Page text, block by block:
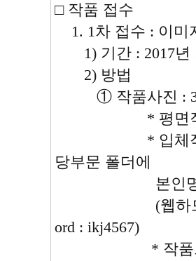
□ 작품 접수
1. 1차 접수 : 이미
1) 기간 : 2017년
2) 방법
① 작품사진 :
* 평면작품 2
* 입체작품 3장
당부문 폴더에
본인명의의
(웹하드 주소 :
ord : ikj4567)
* 작품크기는